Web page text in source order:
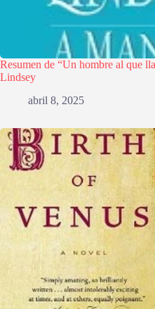
Resumen de “Un hombre al que
Lindsey
abril 8, 2025